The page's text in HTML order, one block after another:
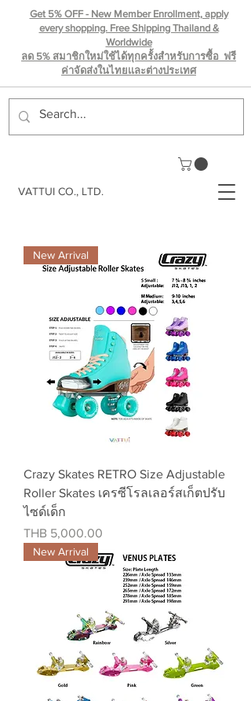
VATTUI CO., LTD.
Get 5% OFF - New Member Enrollment, apply
every shopping. Free Shipping Thailand &
Worldwide
ลด 5% สมาชิกใหม่ใช้ได้ทุกครั้งสำหรับการซื้อ ฟรี
ค่าจัดส่งในไทยเเละต่างประเทศ
New Arrival
Crazy Skates RETRO Size Adjustable
Roller Skates เครซีโรลเลอร์สเก็ตปรับ
ไซด์เด็ก
Price
THB 5,000.00
New Arrival